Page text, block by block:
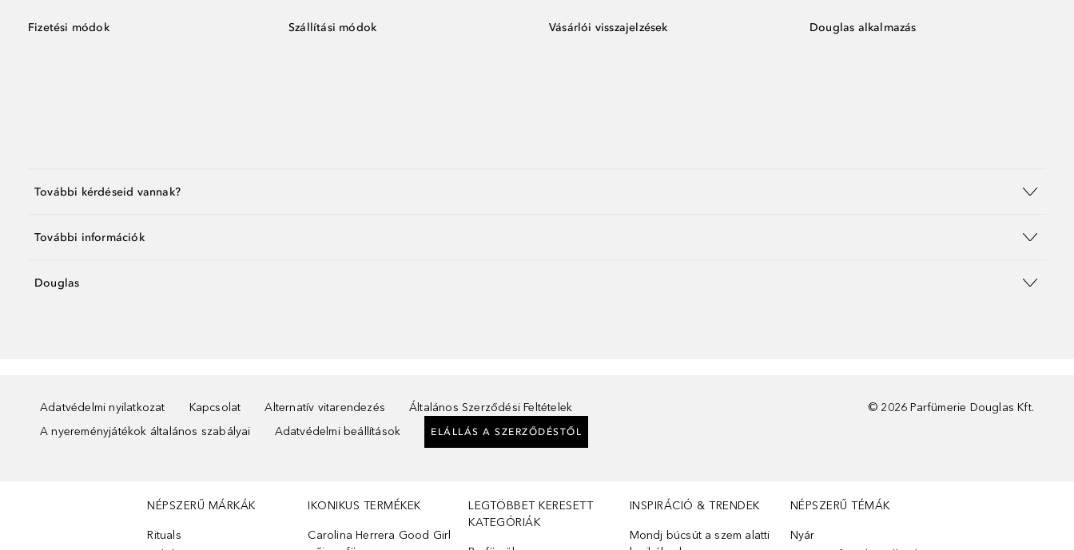
Fizetési módok Szállítási módok Vásárlói visszajelzések Douglas alkalmazás
További kérdéseid vannak?
További információk
Douglas
Adatvédelmi nyilatkozat Kapcsolat Alternatív vitarendezés
Általános Szerződési Feltételek
A nyereményjátékok általános szabályai
Adatvédelmi beállítások ELÁLLÁS A SZERZŐDÉSTŐL
© 2026 Parfümerie Douglas Kft.
NÉPSZERŰ MÁRKÁK
Rituals
IKONIKUS TERMÉKEK
Carolina Herrera Good Girl
LEGTÖBBET KERESETT
KATEGÓRIÁK
INSPIRÁCIÓ & TRENDEK
Mondj búcsút a szem alatti
NÉPSZERŰ TÉMÁK
Nyár